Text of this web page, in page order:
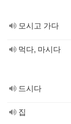
모시고 가다
먹다, 마시다
드시다
집